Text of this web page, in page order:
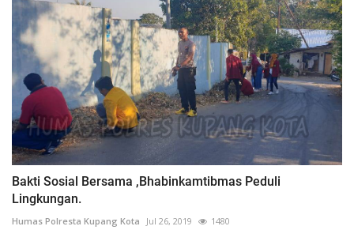
Bakti Sosial Bersama ,Bhabinkamtibmas Peduli
Lingkungan.
Humas Polresta Kupang Kota Jul 26, 2019 1480